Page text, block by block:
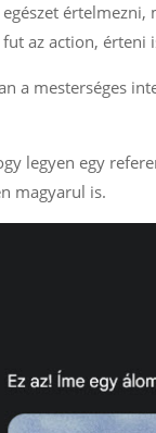
az action, érteni
a mesterséges
legyen egy
magyarul is.